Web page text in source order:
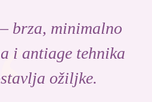
brza, minimalno
i antiage tehnika
ožiljke.